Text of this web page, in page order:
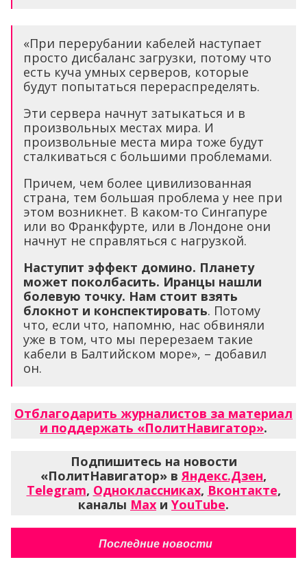
«При перерубании кабелей наступает
просто дисбаланс загрузки, потому что
есть куча умных серверов, которые
будут попытаться перераспределять.
Эти сервера начнут затыкаться и в
произвольных местах мира. И
произвольные места мира тоже будут
сталкиваться с большими проблемами.
Причем, чем более цивилизованная
страна, тем большая проблема у нее при
этом возникнет. В каком-то Сингапуре
или во Франкфурте, или в Лондоне они
начнут не справляться с нагрузкой.
Наступит эффект домино. Планету
может поколбасить. Иранцы нашли
болевую точку. Нам стоит взять
блокнот и конспектировать. Потому
что, если что, напомню, нас обвиняли
уже в том, что мы перерезаем такие
кабели в Балтийском море», – добавил
он.
Отблагодарить журналистов за материал
и поддержать «ПолитНавигатор».
Подпишитесь на новости
«ПолитНавигатор» вЯндекс.Дзен,
Telegram, Одноклассниках, Вконтакте,
каналы Max и YouTube.
Последние новости